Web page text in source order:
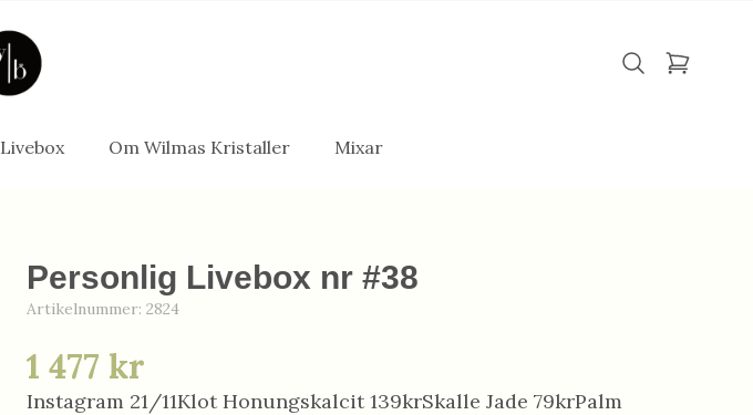
Livebox Om Wilmas Kristaller Mixar
Personlig Livebox nr #38
Artikelnummer: 2824
1 477 kr
Instagram 21/11Klot Honungskalcit 139krSkalle Jade 79krPalm